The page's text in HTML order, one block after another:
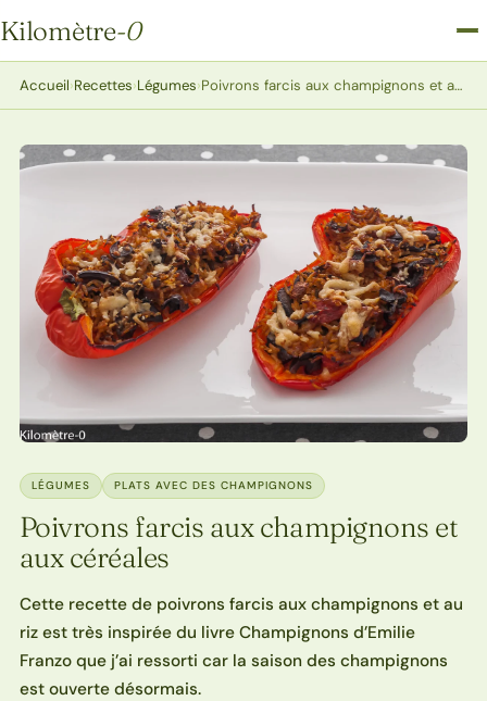
Kilomètre-0
Kilomètre-0
Accueil›Recettes›Légumes› Poivrons farcis aux champignons et aux céréales
LÉGUMES PLATS AVEC DES CHAMPIGNONS
Poivrons farcis aux champignons et
aux céréales
Cette recette de poivrons farcis aux champignons et au
riz est très inspirée du livre Champignons d’Emilie
Franzo que j’ai ressorti car la saison des champignons
est ouverte désormais.